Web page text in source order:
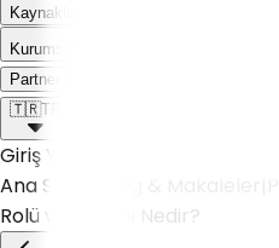
Kaynaklar
Kurumsal
Partner Olmak İstiyorum
🇹🇷TR
Giriş Yap
Ana Sayfa
Rolü ve Önemi Nedir?